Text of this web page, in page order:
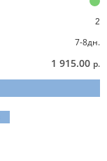
2
7-8дн.
1 915.00 р.